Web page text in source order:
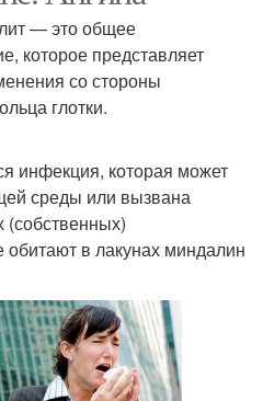
— это общее
которое представляет
со стороны
глотки.
инфекция, которая может
среды или вызвана
в лакунах миндалин